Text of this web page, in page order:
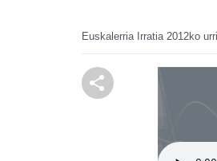
Euskalerria Irratia 2012ko